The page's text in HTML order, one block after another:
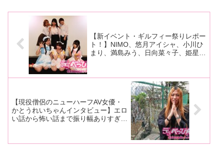
3d+ワンマンライブへの意
気込みも披露！
生放送番組「ハートの部屋
（仮）」の8回目が6月21日に行
う一回飲む用を買ってま
切訊かないゆるすぎるインタビ
【新イベント・ギルフィー祭りレポー
ト！】NIMO、悠月アイシャ、小川ひ
まり、満島みう、日向菜々子、姫星み
ュさでファンをノックアウト！
【現役僧侶のニューハーフAV女優・
かとうれいちゃんインタビュー】エロ
い話から怖い話まで振り幅ありすぎ！
んやめてもいいし、このまま死んでも